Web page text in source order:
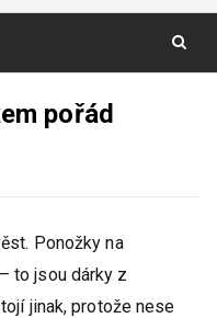
pořád
Ponožky na
to jsou dárky z
jinak, protože nese